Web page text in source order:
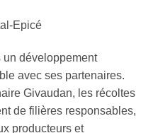
Epicé
un développement
avec ses partenaires.
Givaudan, les récoltes
de filières responsables,
producteurs et